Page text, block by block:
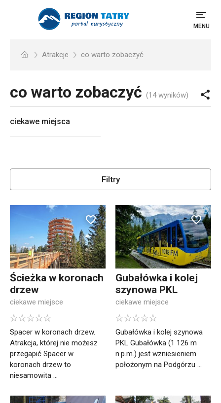
MENU
Atrakcje co warto zobaczyć
co warto zobaczyć (14 wyników)
ciekawe miejsca
Filtry
Ścieżka w koronach
drzew
ciekawe miejsce
Spacer w koronach drzew.
Atrakcja, której nie możesz
przegapić Spacer w
koronach drzew to
niesamowita ...
Gubałówka i kolej
szynowa PKL
ciekawe miejsce
Gubałówka i kolej szynowa
PKL Gubałówka (1 126 m
n.p.m.) jest wzniesieniem
położonym na Podgórzu ...